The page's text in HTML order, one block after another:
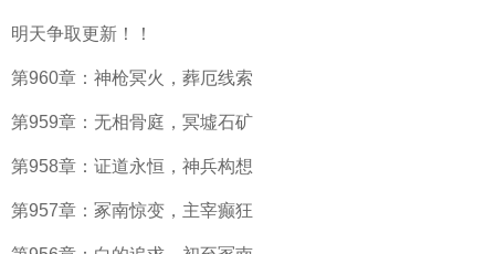
明天争取更新！！
第960章：神枪冥火，葬厄线索
第959章：无相骨庭，冥墟石矿
第958章：证道永恒，神兵构想
第957章：冢南惊变，主宰癫狂